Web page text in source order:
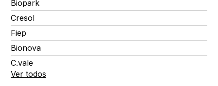
Biopark
Cresol
Fiep
Bionova
C.vale
Ver todos